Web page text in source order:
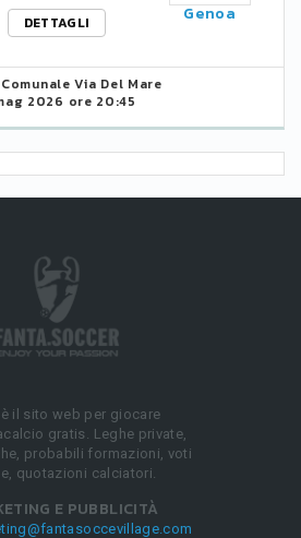
DETTAGLI
Genoa
Via Del Mare
2026 ore 20:45
il sito web per giocare
gratis. Leghe private,
probabili formazioni, voti
quotazioni calciatori.
E PUBBLICITÀ